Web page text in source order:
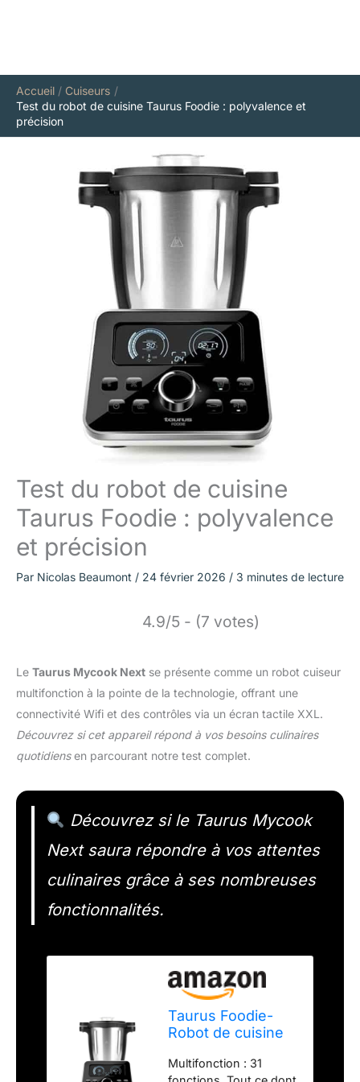
Accueil
Cuiseurs
Test du robot de cuisine Taurus Foodie : polyvalence et
précision
Test du robot de cuisine
Taurus Foodie : polyvalence
et précision
Par Nicolas Beaumont / 24 février 2026 / 3 minutes de lecture
4.9/5 - (7 votes)
Le Taurus Mycook Next se présente comme un robot cuiseur
multifonction à la pointe de la technologie, offrant une
connectivité Wifi et des contrôles via un écran tactile XXL.
Découvrez si cet appareil répond à vos besoins culinaires
quotidiensen parcourant notre test complet.
Découvrez si le Taurus Mycook
Next saura répondre à vos attentes
culinaires grâce à ses nombreuses
fonctionnalités.
Taurus Foodie-
Robot de cuisine
Recettes incluses,
Multifonction : 31